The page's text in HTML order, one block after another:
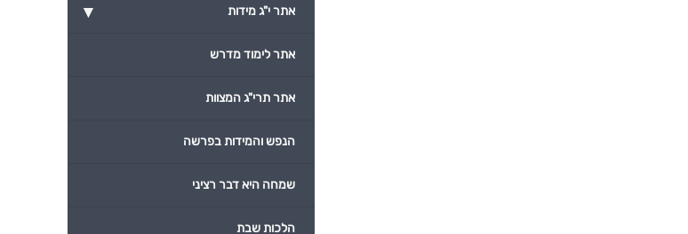
▾ אתר י"ג מידות
אתר לימוד מדרש
אתר תרי"ג המצוות
הנפש והמידות בפרשה
שמחה היא דבר רציני
הלכות שבת